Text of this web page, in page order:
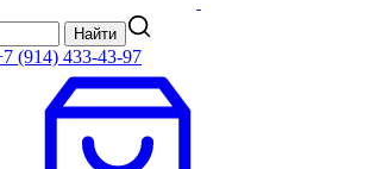
Найти
(914) 433-43-97